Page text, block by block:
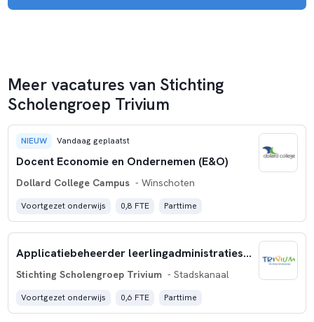
Meer vacatures van Stichting
Scholengroep Trivium
NIEUW Vandaag geplaatst
Docent Economie en Ondernemen (E&O)
Dollard College Campus - Winschoten
Voortgezet onderwijs 0,8 FTE Parttime
Applicatiebeheerder leerlingadministratiesysteem
Stichting Scholengroep Trivium - Stadskanaal
Voortgezet onderwijs 0,6 FTE Parttime